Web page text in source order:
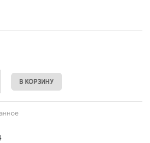
В КОРЗИНУ